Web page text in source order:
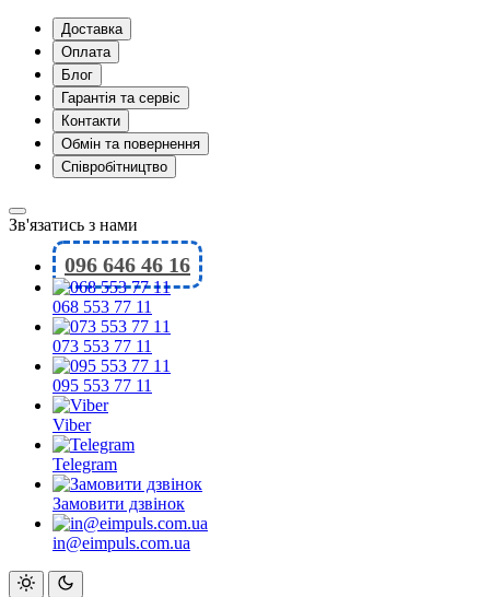
Доставка
Оплата
Блог
Гарантія та сервіс
Контакти
Обмін та повернення
Співробітництво
Зв'язатись з нами
096 646 46 16
068 553 77 11
073 553 77 11
095 553 77 11
Viber
Telegram
Замовити дзвінок
in@eimpuls.com.ua